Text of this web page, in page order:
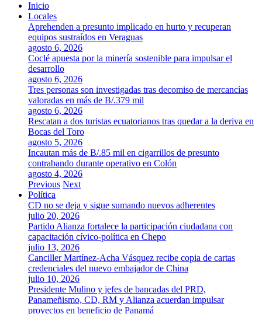
Inicio
Locales
Aprehenden a presunto implicado en hurto y recuperan
equipos sustraídos en Veraguas
agosto 6, 2026
Coclé apuesta por la minería sostenible para impulsar el
desarrollo
agosto 6, 2026
Tres personas son investigadas tras decomiso de mercancías
valoradas en más de B/.379 mil
agosto 6, 2026
Rescatan a dos turistas ecuatorianos tras quedar a la deriva en
Bocas del Toro
agosto 5, 2026
Incautan más de B/.85 mil en cigarrillos de presunto
contrabando durante operativo en Colón
agosto 4, 2026
Previous Next
Política
CD no se deja y sigue sumando nuevos adherentes
julio 20, 2026
Partido Alianza fortalece la participación ciudadana con
capacitación cívico-política en Chepo
julio 13, 2026
Canciller Martínez-Acha Vásquez recibe copia de cartas
credenciales del nuevo embajador de China
julio 10, 2026
Presidente Mulino y jefes de bancadas del PRD,
Panameñismo, CD, RM y Alianza acuerdan impulsar
proyectos en beneficio de Panamá